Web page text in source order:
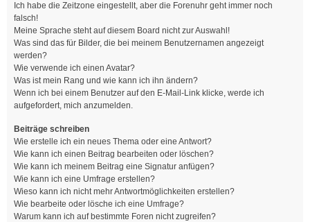
Ich habe die Zeitzone eingestellt, aber die Forenuhr geht immer noch
falsch!
Meine Sprache steht auf diesem Board nicht zur Auswahl!
Was sind das für Bilder, die bei meinem Benutzernamen angezeigt
werden?
Wie verwende ich einen Avatar?
Was ist mein Rang und wie kann ich ihn ändern?
Wenn ich bei einem Benutzer auf den E-Mail-Link klicke, werde ich
aufgefordert, mich anzumelden.
Beiträge schreiben
Wie erstelle ich ein neues Thema oder eine Antwort?
Wie kann ich einen Beitrag bearbeiten oder löschen?
Wie kann ich meinem Beitrag eine Signatur anfügen?
Wie kann ich eine Umfrage erstellen?
Wieso kann ich nicht mehr Antwortmöglichkeiten erstellen?
Wie bearbeite oder lösche ich eine Umfrage?
Warum kann ich auf bestimmte Foren nicht zugreifen?